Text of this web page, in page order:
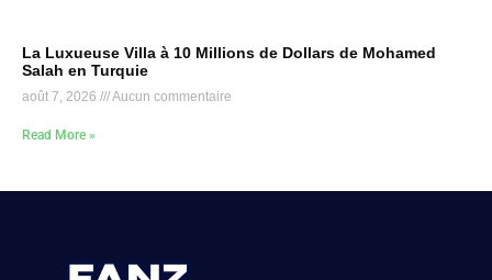
La Luxueuse Villa à 10 Millions de Dollars de Mohamed
Salah en Turquie
août 7, 2026 Aucun commentaire
Read More »